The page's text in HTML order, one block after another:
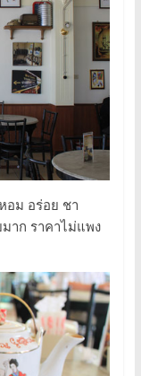
อม อร่อย ชา
าก ราคาไม่แพง